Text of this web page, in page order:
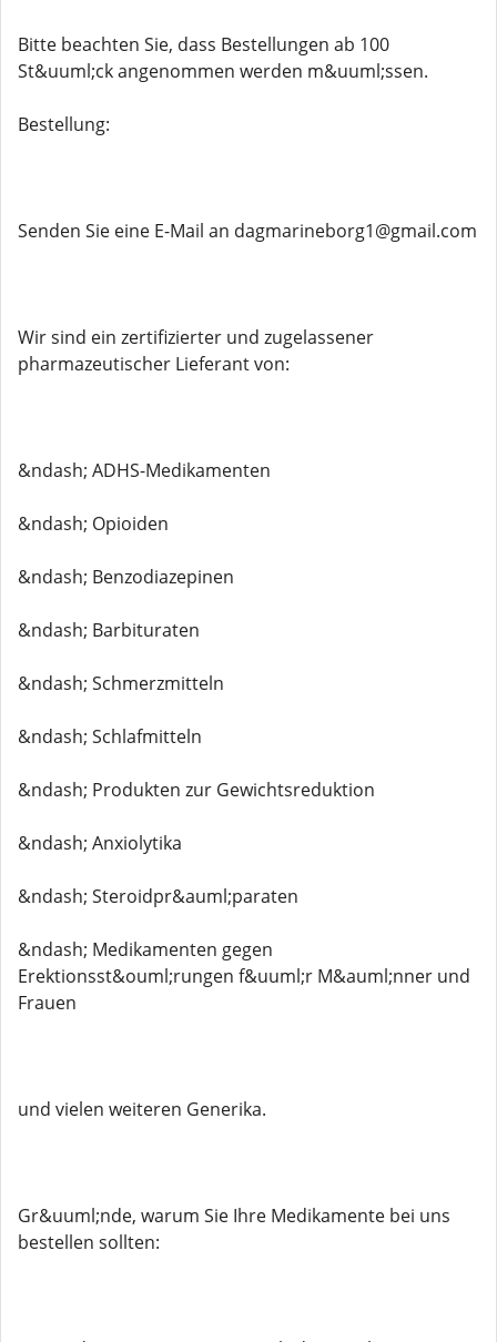
Bitte beachten Sie, dass Bestellungen ab 100
St&uuml;ck angenommen werden m&uuml;ssen.
Bestellung:
Senden Sie eine E-Mail an dagmarineborg1@gmail.com
Wir sind ein zertifizierter und zugelassener
pharmazeutischer Lieferant von:
&ndash; ADHS-Medikamenten
&ndash; Opioiden
&ndash; Benzodiazepinen
&ndash; Barbituraten
&ndash; Schmerzmitteln
&ndash; Schlafmitteln
&ndash; Produkten zur Gewichtsreduktion
&ndash; Anxiolytika
&ndash; Steroidpr&auml;paraten
&ndash; Medikamenten gegen
Erektionsst&ouml;rungen f&uuml;r M&auml;nner und
Frauen
und vielen weiteren Generika.
Gr&uuml;nde, warum Sie Ihre Medikamente bei uns
bestellen sollten: